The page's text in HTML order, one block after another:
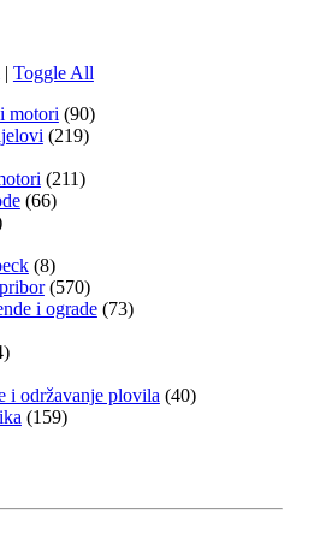
| Toggle All
motori (90)
(219)
(211)
(66)
(8)
(570)
i ograde (73)
i održavanje plovila (40)
(159)